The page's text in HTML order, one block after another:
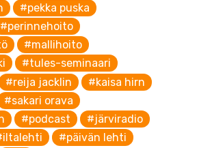
#pekka puska
#perinnehoito
#mallihoito
#tules-seminaari
#reija jacklin
#kaisa hirn
#sakari orava
#podcast
#järviradio
#päivän lehti